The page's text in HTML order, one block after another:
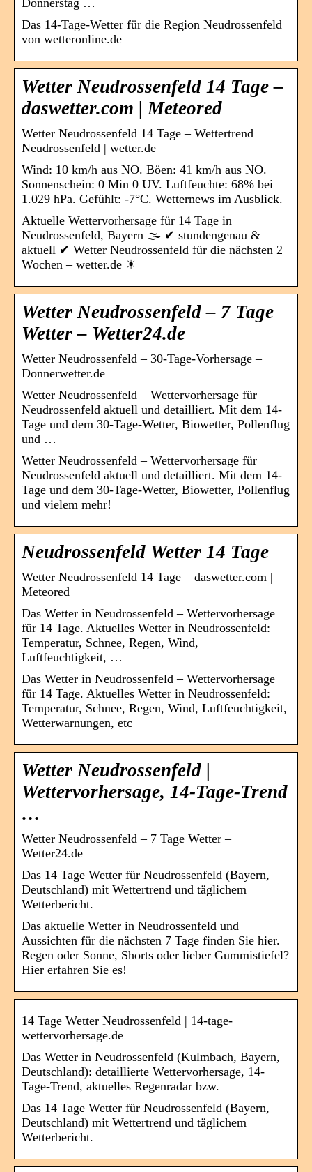
Das 14-Tage-Wetter für die Region Neudrossenfeld
von wetteronline.de
Wetter Neudrossenfeld 14 Tage –
daswetter.com | Meteored
Wetter Neudrossenfeld 14 Tage – Wettertrend
Neudrossenfeld | wetter.de
Wind: 10 km/h aus NO. Böen: 41 km/h aus NO.
Sonnenschein: 0 Min 0 UV. Luftfeuchte: 68% bei
1.029 hPa. Gefühlt: -7°C. Wetternews im Ausblick.
Aktuelle Wettervorhersage für 14 Tage in
Neudrossenfeld, Bayern 🌫️ ✔ stundengenau &
aktuell ✔ Wetter Neudrossenfeld für die nächsten 2
Wochen – wetter.de ☀
Wetter Neudrossenfeld – 7 Tage
Wetter – Wetter24.de
Wetter Neudrossenfeld – 30-Tage-Vorhersage –
Donnerwetter.de
Wetter Neudrossenfeld – Wettervorhersage für
Neudrossenfeld aktuell und detailliert. Mit dem 14-
Tage und dem 30-Tage-Wetter, Biowetter, Pollenflug
und …
Wetter Neudrossenfeld – Wettervorhersage für
Neudrossenfeld aktuell und detailliert. Mit dem 14-
Tage und dem 30-Tage-Wetter, Biowetter, Pollenflug
und vielem mehr!
Neudrossenfeld Wetter 14 Tage
Wetter Neudrossenfeld 14 Tage – daswetter.com |
Meteored
Das Wetter in Neudrossenfeld – Wettervorhersage
für 14 Tage. Aktuelles Wetter in Neudrossenfeld:
Temperatur, Schnee, Regen, Wind,
Luftfeuchtigkeit, …
Das Wetter in Neudrossenfeld – Wettervorhersage
für 14 Tage. Aktuelles Wetter in Neudrossenfeld:
Temperatur, Schnee, Regen, Wind, Luftfeuchtigkeit,
Wetterwarnungen, etc
Wetter Neudrossenfeld |
Wettervorhersage, 14-Tage-Trend
…
Wetter Neudrossenfeld – 7 Tage Wetter –
Wetter24.de
Das 14 Tage Wetter für Neudrossenfeld (Bayern,
Deutschland) mit Wettertrend und täglichem
Wetterbericht.
Das aktuelle Wetter in Neudrossenfeld und
Aussichten für die nächsten 7 Tage finden Sie hier.
Regen oder Sonne, Shorts oder lieber Gummistiefel?
Hier erfahren Sie es!
14 Tage Wetter Neudrossenfeld | 14-tage-
wettervorhersage.de
Das Wetter in Neudrossenfeld (Kulmbach, Bayern,
Deutschland): detaillierte Wettervorhersage, 14-
Tage-Trend, aktuelles Regenradar bzw.
Das 14 Tage Wetter für Neudrossenfeld (Bayern,
Deutschland) mit Wettertrend und täglichem
Wetterbericht.